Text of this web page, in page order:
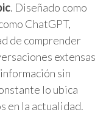
. Diseñado como
ChatGPT,
de comprender
extensas
sin
lo ubica
en la actualidad.